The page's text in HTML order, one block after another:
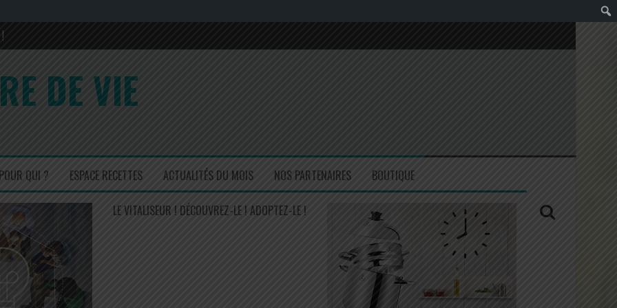
sa composition en 2017 et 2022
DE VIE
POUR QUI ? ESPACE RECETTES ACTUALITÉS DU MOIS NOS PARTENAIRES BOUTIQUE
LE VITALISEUR ! DÉCOUVREZ-LE ! ADOPTEZ-LE !